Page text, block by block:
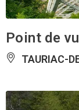
Point de
TAURIAC-